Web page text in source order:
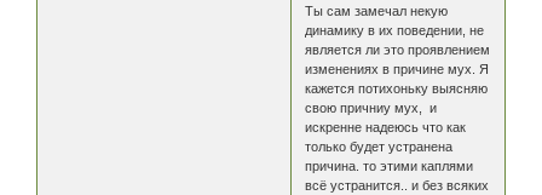
Ты сам замечал некую
динамику в их поведении, не
является ли это проявлением
изменениях в причине мух. Я
кажется потихоньку выясняю
свою причниу мух, и
искренне надеюсь что как
только будет устранена
причина. то этими каплями
всё устранится.. и без всяких